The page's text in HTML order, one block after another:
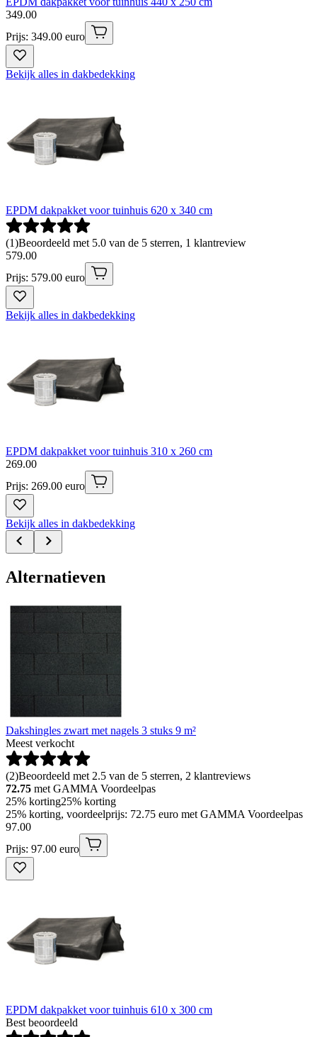
349.00
Prijs: 349.00 euro
Bekijk alles in dakbedekking
EPDM dakpakket voor tuinhuis 620 x 340 cm
(1)Beoordeeld met 5.0 van de 5 sterren, 1 klantreview
579.00
Prijs: 579.00 euro
Bekijk alles in dakbedekking
EPDM dakpakket voor tuinhuis 310 x 260 cm
269.00
Prijs: 269.00 euro
Bekijk alles in dakbedekking
Alternatieven
Dakshingles zwart met nagels 3 stuks 9 m²
Meest verkocht
(2)Beoordeeld met 2.5 van de 5 sterren, 2 klantreviews
72.75 met GAMMA Voordeelpas
25% korting25% korting
25% korting, voordeelprijs: 72.75 euro met GAMMA Voordeelpas
97.00
Prijs: 97.00 euro
EPDM dakpakket voor tuinhuis 610 x 300 cm
Best beoordeeld